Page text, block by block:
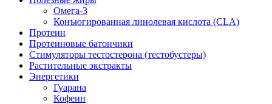
Омега-3
Конъюгированная линолевая кислота (CLA)
Протеин
Протеиновые батончики
Стимуляторы тестостерона (тестобустеры)
Растительные экстракты
Энергетики
Гуарана
Кофеин